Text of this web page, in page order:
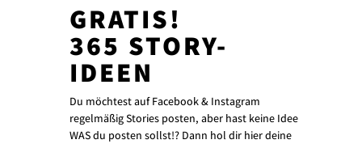
GRATIS!
365 STORY-
IDEEN
Du möchtest auf Facebook & Instagram
regelmäßig Stories posten, aber hast keine Idee
WAS du posten sollst!? Dann hol dir hier deine